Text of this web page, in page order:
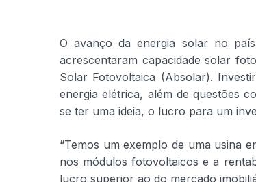
O avanço da energia solar no
acrescentaram capacidade solar
Solar Fotovoltaica (Absolar).
energia elétrica, além de questões
se ter uma ideia, o lucro para um
“Temos um exemplo de uma usina
nos módulos fotovoltaicos e a
lucro superior ao do mercado